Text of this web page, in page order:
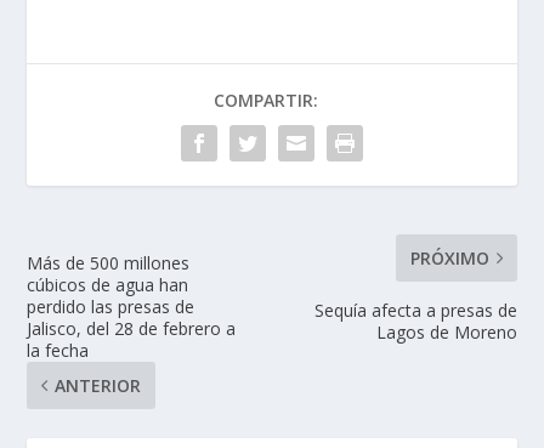
COMPARTIR:
Más de 500 millones
cúbicos de agua han
perdido las presas de
Jalisco, del 28 de febrero a
la fecha
ANTERIOR
PRÓXIMO
Sequía afecta a presas de
Lagos de Moreno